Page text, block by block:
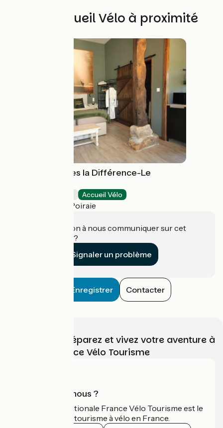
Autres Accueil Vélo à proximité
Chambre d'hôtes la Différence-Le
Accueil Vélo
Domfront en Poiraie
Une information à nous communiquer sur cet
établissement ?
Signaler un problème
Enregistrer Contacter
Choisissez, préparez et vivez votre aventure à
vélo avec France Vélo Tourisme
Qui sommes-nous ?
L'association nationale France Vélo Tourisme est le
guide officiel du tourisme à vélo en France.